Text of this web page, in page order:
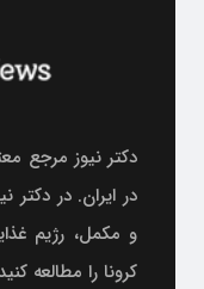
دکتر نیوز مرجع
در ایران. در دکتر
و مکمل، رژیم
کرونا را مطالعه